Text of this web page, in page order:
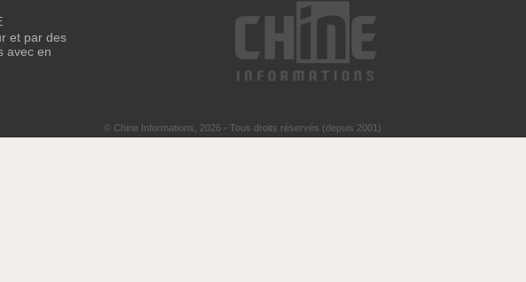
et par des
avec en
© Chine Informations, 2026 - Tous droits réservés (depuis 2001)